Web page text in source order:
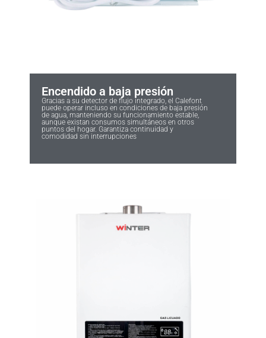
Encendido a baja presión
Gracias a su detector de flujo integrado, el Calefont
puede operar incluso en condiciones de baja presión
de agua, manteniendo su funcionamiento estable,
aunque existan consumos simultáneos en otros
puntos del hogar. Garantiza continuidad y
comodidad sin interrupciones